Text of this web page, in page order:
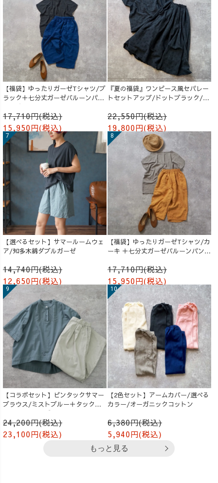
【福袋】ゆったりガーゼTシャツ/ブ
ラック＋七分丈ガーゼバルーンパン
ツ /ブルー
17,710円(税込)
15,950円(税込)
『夏の福袋』ワンピース風セパレー
トセットアップ/ドットブラック/遠
22,550円(税込)
19,800円(税込)
【選べるセット】サマールームウェ
ア/知多木綿ダブルガーゼ
14,740円(税込)
12,650円(税込)
【福袋】ゆったりガーゼTシャツ/カ
ーキ ＋七分丈ガーゼバルーンパンツ
17,710円(税込)
15,950円(税込)
【コラボセット】ピンタックサマー
ブラウス/ミストブルー＋タックバ
ルーンパンツ/グレージュ
24,200円(税込)
23,100円(税込)
【2色セット】アームカバー/選べる
カラー/オーガニックコットン
6,380円(税込)
5,940円(税込)
もっと見る